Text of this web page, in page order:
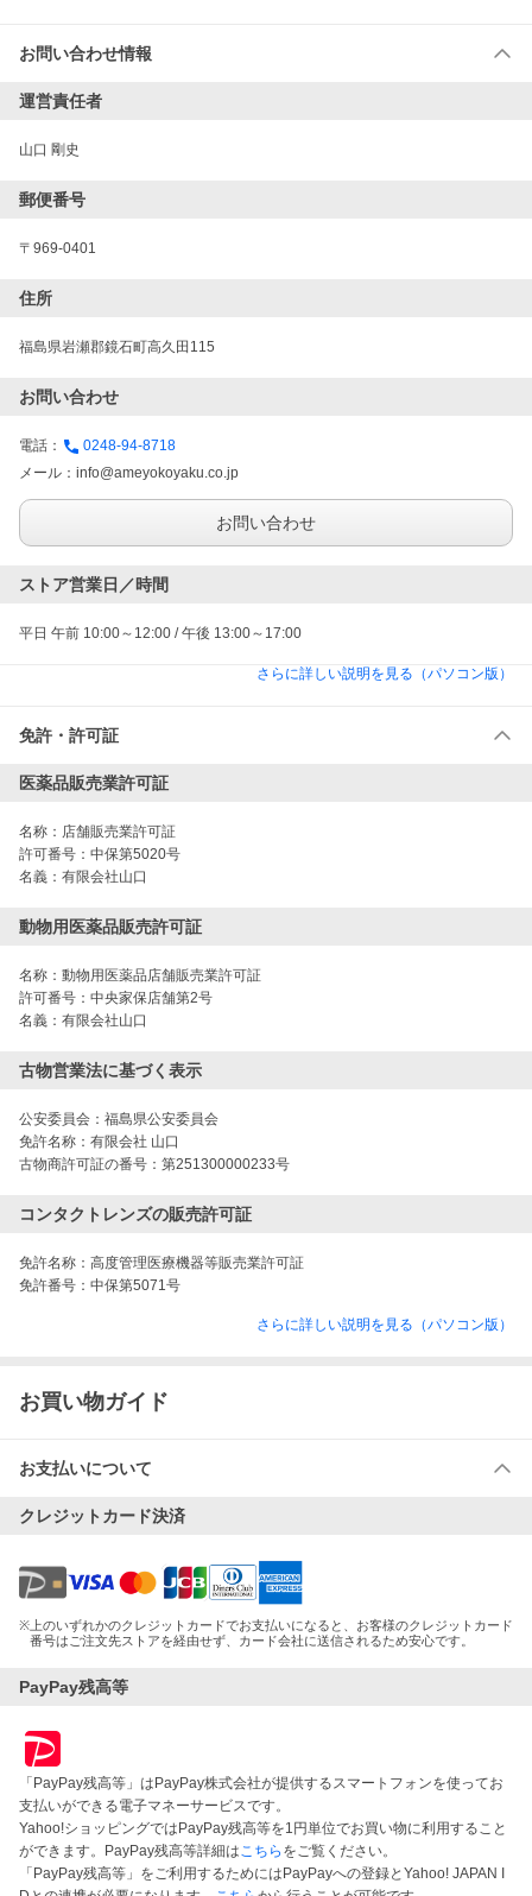
お問い合わせ情報
運営責任者
山口 剛史
郵便番号
〒969-0401
住所
福島県岩瀬郡鏡石町高久田115
お問い合わせ
電話：
0248-94-8718
メール： info@ameyokoyaku.co.jp
お問い合わせ
ストア営業日／時間
平日 午前 10:00～12:00 / 午後 13:00～17:00
さらに詳しい説明を見る（パソコン版）
免許・許可証
医薬品販売業許可証
名称： 店舗販売業許可証
許可番号： 中保第5020号
名義： 有限会社山口
動物用医薬品販売許可証
名称： 動物用医薬品店舗販売業許可証
許可番号： 中央家保店舗第2号
名義： 有限会社山口
古物営業法に基づく表示
公安委員会： 福島県公安委員会
免許名称： 有限会社 山口
古物商許可証の番号： 第251300000233号
コンタクトレンズの販売許可証
免許名称： 高度管理医療機器等販売業許可証
免許番号： 中保第5071号
さらに詳しい説明を見る（パソコン版）
お買い物ガイド
お支払いについて
クレジットカード決済
※ 上のいずれかのクレジットカードでお支払いになると、お客様のクレジットカード
番号はご注文先ストアを経由せず、カード会社に送信されるため安心です。
PayPay残高等
「PayPay残高等」はPayPay株式会社が提供するスマートフォンを使ってお
支払いができる電子マネーサービスです。
Yahoo!ショッピングではPayPay残高等を1円単位でお買い物に利用すること
ができます。PayPay残高等詳細は こちら をご覧ください。
「PayPay残高等」をご利用するためにはPayPayへの登録とYahoo! JAPAN I